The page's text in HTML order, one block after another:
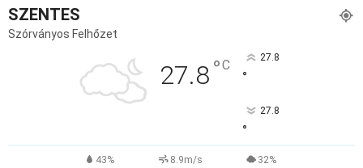
SZENTES
Szórványos Felhőzet
27.8°C 27.8
°
27.8
°
43% 8.9m/s 32%